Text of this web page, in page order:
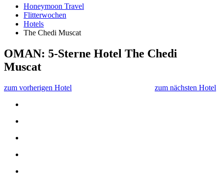
Honeymoon Travel
Flitterwochen
Hotels
The Chedi Muscat
OMAN: 5-Sterne Hotel The Chedi
Muscat
zum vorherigen Hotel zum nächsten Hotel